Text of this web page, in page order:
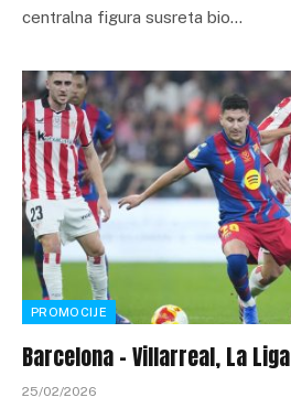
centralna figura susreta bio…
PROMOCIJE
Barcelona – Villarreal, La Liga
25/02/2026